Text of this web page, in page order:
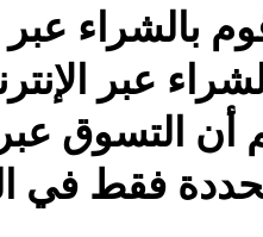
عبر
أن التسوق
فقط في